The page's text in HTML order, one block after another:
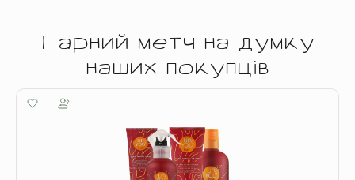
Гарний метч на думку
наших покупців